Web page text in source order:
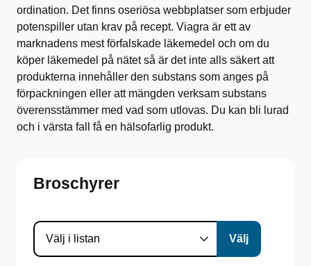
ordination. Det finns oseriösa webbplatser som erbjuder
potenspiller utan krav på recept. Viagra är ett av
marknadens mest förfalskade läkemedel och om du
köper läkemedel på nätet så är det inte alls säkert att
produkterna innehåller den substans som anges på
förpackningen eller att mängden verksam substans
överensstämmer med vad som utlovas. Du kan bli lurad
och i värsta fall få en hälsofarlig produkt.
Broschyrer